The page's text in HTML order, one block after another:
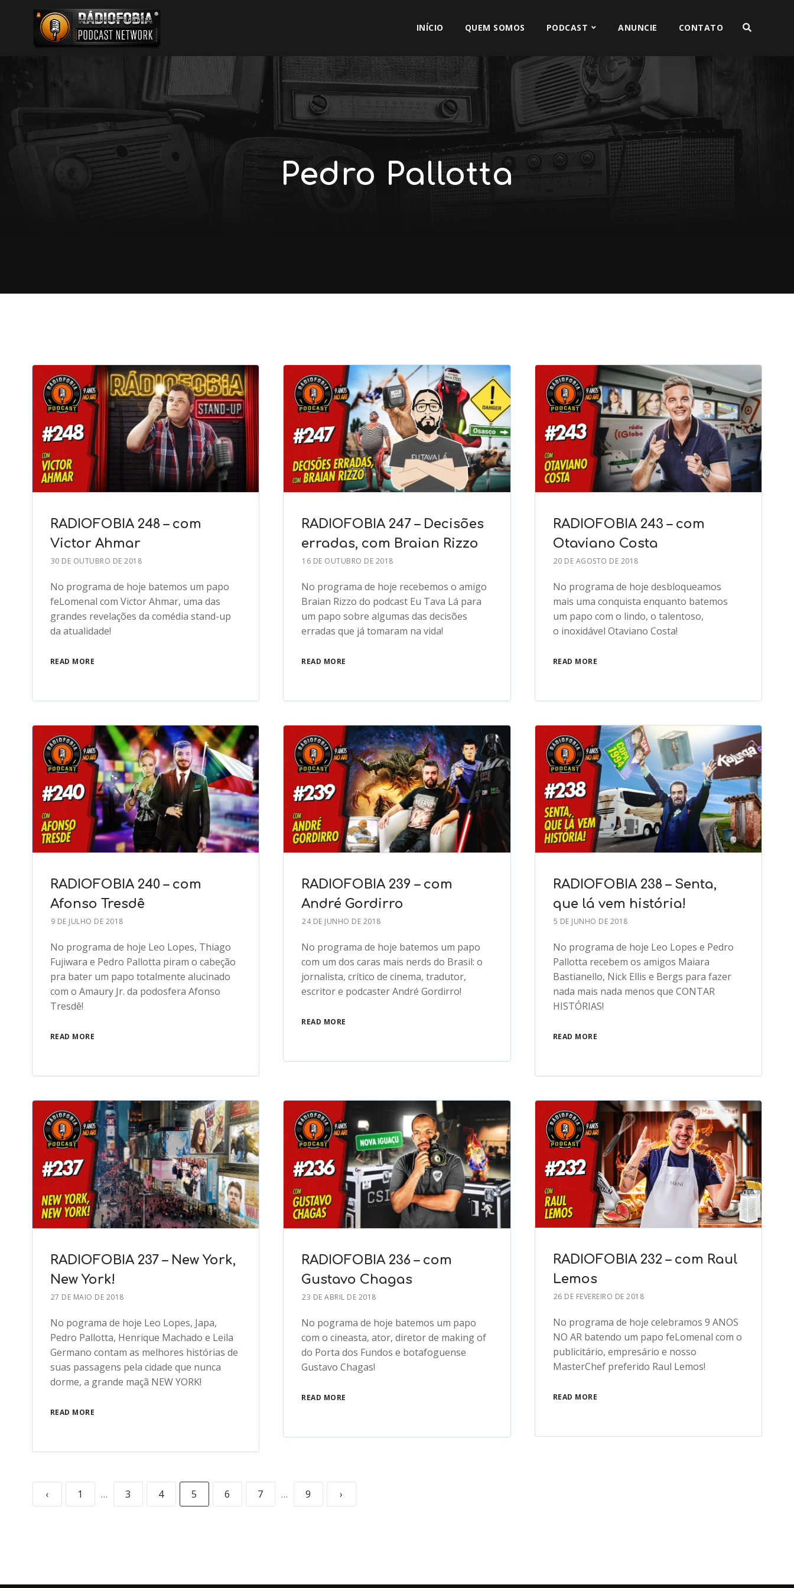
INÍCIO QUEM SOMOS PODCAST ANUNCIE CONTATO
Pedro Pallotta
RADIOFOBIA 248 – com
Victor Ahmar
30 DE OUTUBRO DE 2018
No programa de hoje batemos um papo
feLomenal com Victor Ahmar, uma das
grandes revelações da comédia stand-up
da atualidade!
READ MORE
RADIOFOBIA 247 – Decisões
erradas, com Braian Rizzo
16 DE OUTUBRO DE 2018
No programa de hoje recebemos o amigo
Braian Rizzo do podcast Eu Tava Lá para
um papo sobre algumas das decisões
erradas que já tomaram na vida!
READ MORE
RADIOFOBIA 243 – com
Otaviano Costa
20 DE AGOSTO DE 2018
No programa de hoje desbloqueamos
mais uma conquista enquanto batemos
um papo com o lindo, o talentoso,
o inoxidável Otaviano Costa!
READ MORE
RADIOFOBIA 240 – com
Afonso Tresdê
9 DE JULHO DE 2018
No programa de hoje Leo Lopes, Thiago
Fujiwara e Pedro Pallotta piram o cabeção
pra bater um papo totalmente alucinado
com o Amaury Jr. da podosfera Afonso
Tresdê!
READ MORE
RADIOFOBIA 239 – com
André Gordirro
24 DE JUNHO DE 2018
No programa de hoje batemos um papo
com um dos caras mais nerds do Brasil: o
jornalista, crítico de cinema, tradutor,
escritor e podcaster André Gordirro!
READ MORE
RADIOFOBIA 238 – Senta,
que lá vem história!
5 DE JUNHO DE 2018
No programa de hoje Leo Lopes e Pedro
Pallotta recebem os amigos Maiara
Bastianello, Nick Ellis e Bergs para fazer
nada mais nada menos que CONTAR
HISTÓRIAS!
READ MORE
RADIOFOBIA 237 – New York,
New York!
27 DE MAIO DE 2018
No pograma de hoje Leo Lopes, Japa,
Pedro Pallotta, Henrique Machado e Leila
Germano contam as melhores histórias de
suas passagens pela cidade que nunca
dorme, a grande maçã NEW YORK!
READ MORE
RADIOFOBIA 236 – com
Gustavo Chagas
23 DE ABRIL DE 2018
No pograma de hoje batemos um papo
com o cineasta, ator, diretor de making of
do Porta dos Fundos e botafoguense
Gustavo Chagas!
READ MORE
RADIOFOBIA 232 – com Raul
Lemos
26 DE FEVEREIRO DE 2018
No programa de hoje celebramos 9 ANOS
NO AR batendo um papo feLomenal com o
publicitário, empresário e nosso
MasterChef preferido Raul Lemos!
READ MORE
‹ 1 … 3 4 5 6 7 … 9 ›